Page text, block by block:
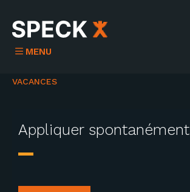
MENU
VACANCES
Appliquer spontanément